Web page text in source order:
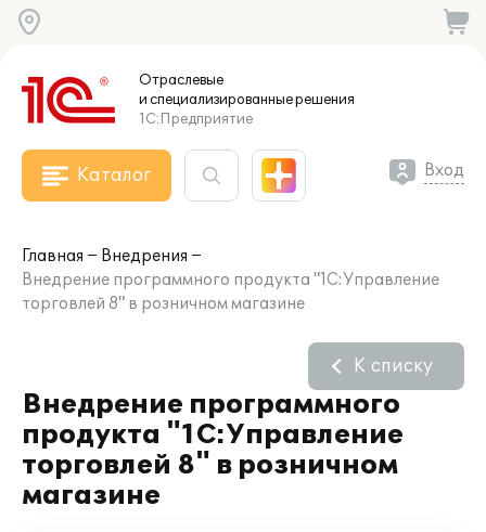
Отраслевые
и специализированныерешения
1С:Предприятие
Каталог Вход
Главная
Внедрения
Внедрение программного продукта "1С:Управление
торговлей 8" в розничном магазине
Внедрение программного
продукта "1С:Управление
торговлей 8" в розничном
магазине
К списку